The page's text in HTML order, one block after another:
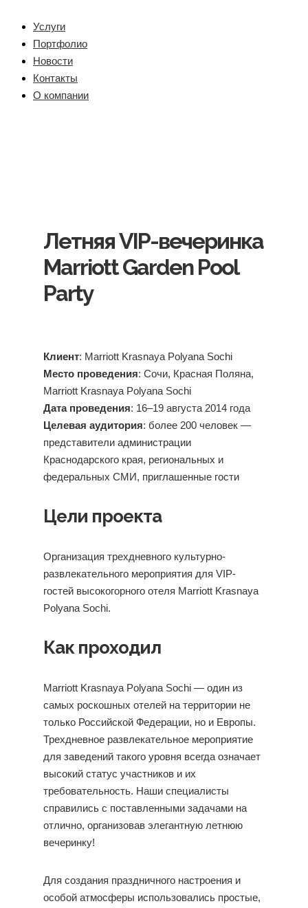
Услуги
Портфолио
Новости
Контакты
О компании
Летняя VIP-вечеринка
Marriott Garden Pool
Party
Клиент: Marriott Krasnaya Polyana Sochi
Место проведения: Сочи, Красная Поляна,
Marriott Krasnaya Polyana Sochi
Дата проведения: 16–19 августа 2014 года
Целевая аудитория: более 200 человек —
представители администрации
Краснодарского края, региональных и
федеральных СМИ, приглашенные гости
Цели проекта
Организация трехдневного культурно-
развлекательного мероприятия для VIP-
гостей высокогорного отеля Marriott Krasnaya
Polyana Sochi.
Как проходил
Marriott Krasnaya Polyana Sochi — один из
самых роскошных отелей на территории не
только Российской Федерации, но и Европы.
Трехдневное развлекательное мероприятие
для заведений такого уровня всегда означает
высокий статус участников и их
требовательность. Наши специалисты
справились с поставленными задачами на
отлично, организовав элегантную летнюю
вечеринку!
Для создания праздничного настроения и
особой атмосферы использовались простые,